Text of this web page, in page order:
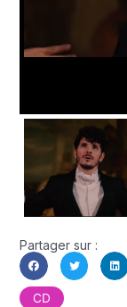
Partager sur :
CD